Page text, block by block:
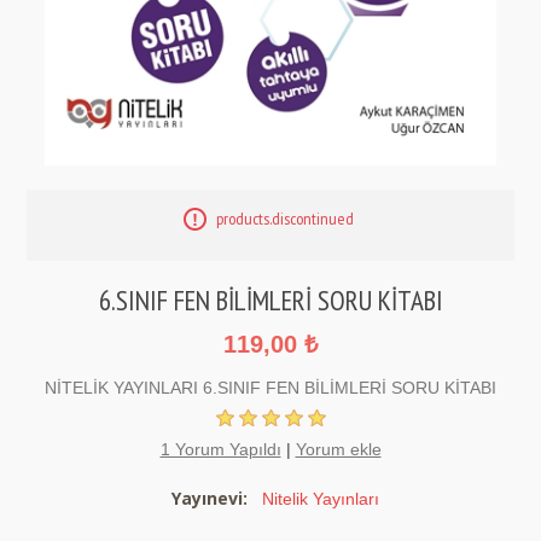
products.discontinued
6.SINIF FEN BİLİMLERİ SORU KİTABI
119,00 ₺
NİTELİK YAYINLARI 6.SINIF FEN BİLİMLERİ SORU KİTABI
1 Yorum Yapıldı | Yorum ekle
Yayınevi: Nitelik Yayınları